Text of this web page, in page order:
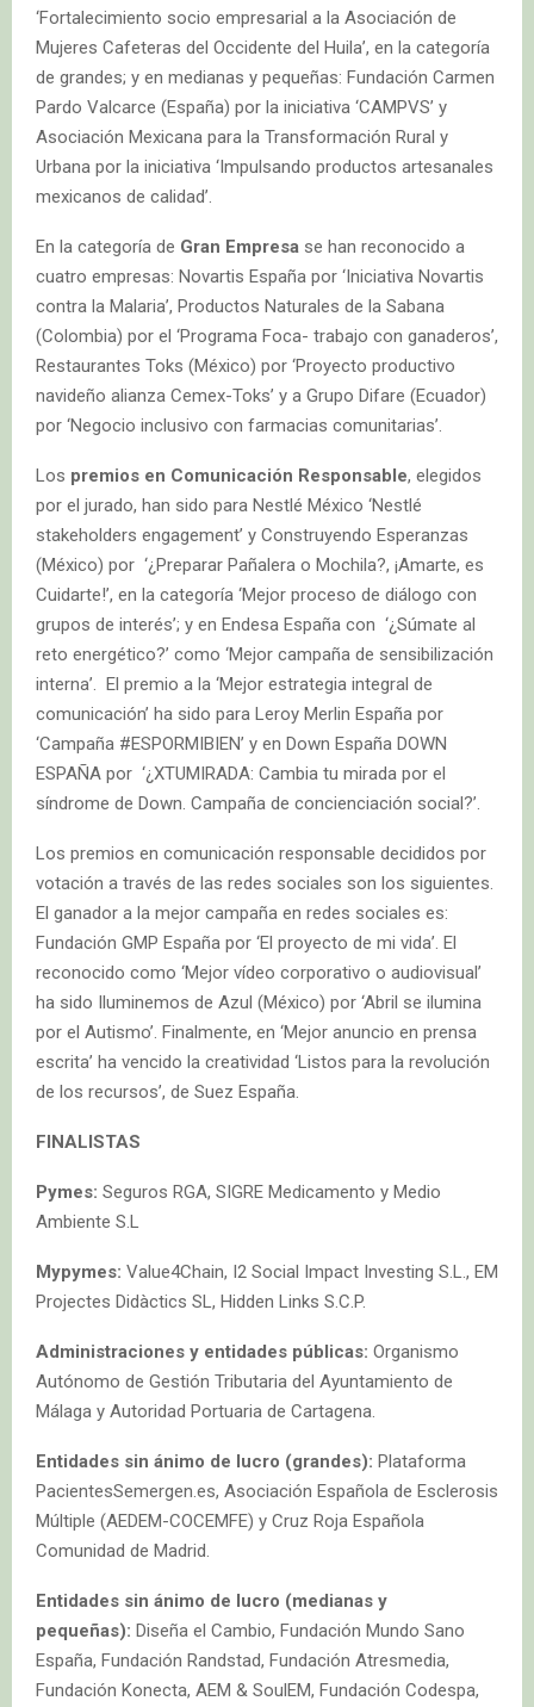
‘Fortalecimiento socio empresarial a la Asociación de
Mujeres Cafeteras del Occidente del Huila’, en la categoría
de grandes; y en medianas y pequeñas: Fundación Carmen
Pardo Valcarce (España) por la iniciativa ‘CAMPVS’ y
Asociación Mexicana para la Transformación Rural y
Urbana por la iniciativa ‘Impulsando productos artesanales
mexicanos de calidad’.
En la categoría de Gran Empresa se han reconocido a
cuatro empresas: Novartis España por ‘Iniciativa Novartis
contra la Malaria’, Productos Naturales de la Sabana
(Colombia) por el ‘Programa Foca- trabajo con ganaderos’,
Restaurantes Toks (México) por ‘Proyecto productivo
navideño alianza Cemex-Toks’ y a Grupo Difare (Ecuador)
por ‘Negocio inclusivo con farmacias comunitarias’.
Los premios en Comunicación Responsable, elegidos
por el jurado, han sido para Nestlé México ‘Nestlé
stakeholders engagement’ y Construyendo Esperanzas
(México) por ‘¿Preparar Pañalera o Mochila?, ¡Amarte, es
Cuidarte!’, en la categoría ‘Mejor proceso de diálogo con
grupos de interés’; y en Endesa España con ‘¿Súmate al
reto energético?’ como ‘Mejor campaña de sensibilización
interna’. El premio a la ‘Mejor estrategia integral de
comunicación’ ha sido para Leroy Merlin España por
‘Campaña #ESPORMIBIEN’ y en Down España DOWN
ESPAÑA por ‘¿XTUMIRADA: Cambia tu mirada por el
síndrome de Down. Campaña de concienciación social?’.
Los premios en comunicación responsable decididos por
votación a través de las redes sociales son los siguientes.
El ganador a la mejor campaña en redes sociales es:
Fundación GMP España por ‘El proyecto de mi vida’. El
reconocido como ‘Mejor vídeo corporativo o audiovisual’
ha sido Iluminemos de Azul (México) por ‘Abril se ilumina
por el Autismo’. Finalmente, en ‘Mejor anuncio en prensa
escrita’ ha vencido la creatividad ‘Listos para la revolución
de los recursos’, de Suez España.
FINALISTAS
Pymes: Seguros RGA, SIGRE Medicamento y Medio
Ambiente S.L
Mypymes: Value4Chain, I2 Social Impact Investing S.L., EM
Projectes Didàctics SL, Hidden Links S.C.P.
Administraciones y entidades públicas: Organismo
Autónomo de Gestión Tributaria del Ayuntamiento de
Málaga y Autoridad Portuaria de Cartagena.
Entidades sin ánimo de lucro (grandes): Plataforma
PacientesSemergen.es, Asociación Española de Esclerosis
Múltiple (AEDEM-COCEMFE) y Cruz Roja Española
Comunidad de Madrid.
Entidades sin ánimo de lucro (medianas y
pequeñas): Diseña el Cambio, Fundación Mundo Sano
España, Fundación Randstad, Fundación Atresmedia,
Fundación Konecta, AEM & SoulEM, Fundación Codespa,